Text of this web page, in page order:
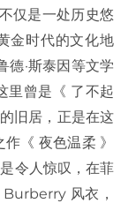
仅是一处历史悠
金时代的文化地
德·斯泰因等文学
里曾是《 了不起
旧居，正是在这
《 夜色温柔 》
令人惊叹，在菲
风衣，